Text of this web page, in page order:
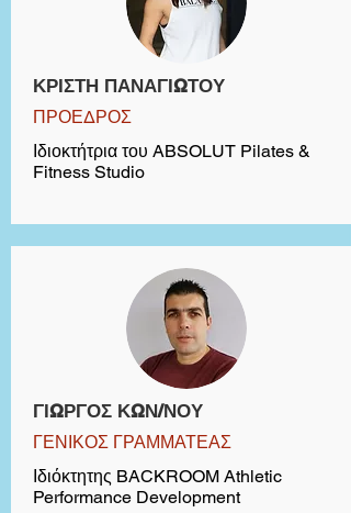
ΚΡΙΣΤΗ ΠΑΝΑΓΙΩΤΟΥ
ΠΡΟΕΔΡΟΣ
Ιδιοκτήτρια του ABSOLUT Pilates &
Fitness Studio
ΓΙΩΡΓΟΣ ΚΩΝ/ΝΟΥ
ΓΕΝΙΚΟΣ ΓΡΑΜΜΑΤΕΑΣ
Ιδιόκτητης BACKROOM Athletic
Performance Development